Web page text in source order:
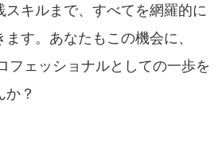
スキルまで、すべてを網羅的に
す。あなたもこの機会に、
フェッショナルとしての一歩を
か？